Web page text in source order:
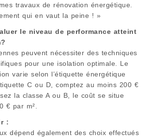
travaux de rénovation énergétique.
qui en vaut la peine ! »
le niveau de performance atteint
peuvent nécessiter des techniques
pour une isolation optimale. Le
varie selon l’étiquette énergétique
C ou D, comptez au moins 200 €
la classe A ou B, le coût se situe
€ par m².
:
dépend également des choix effectués